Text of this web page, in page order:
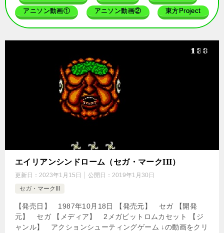
アニソン動画① アニソン動画② 東方Project
エイリアンシンドローム（セガ・マークIII）
更新日： 2023年1月15日 公開日： 2019年1月30日
セガ・マークIII
【発売日】 1987年10月18日 【発売元】 セガ 【開発
元】 セガ 【メディア】 2メガビットロムカセット 【ジ
ャンル】 アクションシューティングゲーム ↓の動画をクリ